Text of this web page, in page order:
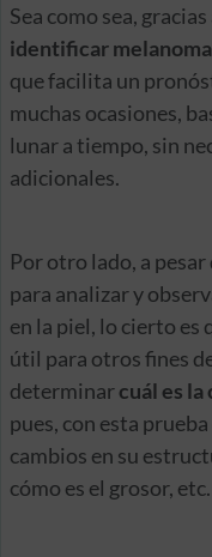
Sea como sea,
identificar
que facilita un
muchas ocasiones,
lunar a tiempo, sin
adicionales.
Por otro lado, a
para analizar y
en la piel, lo cierto es
útil para otros fines
determinarcuál es la
pues, con esta
cambios en su
cómo es el grosor, etc.